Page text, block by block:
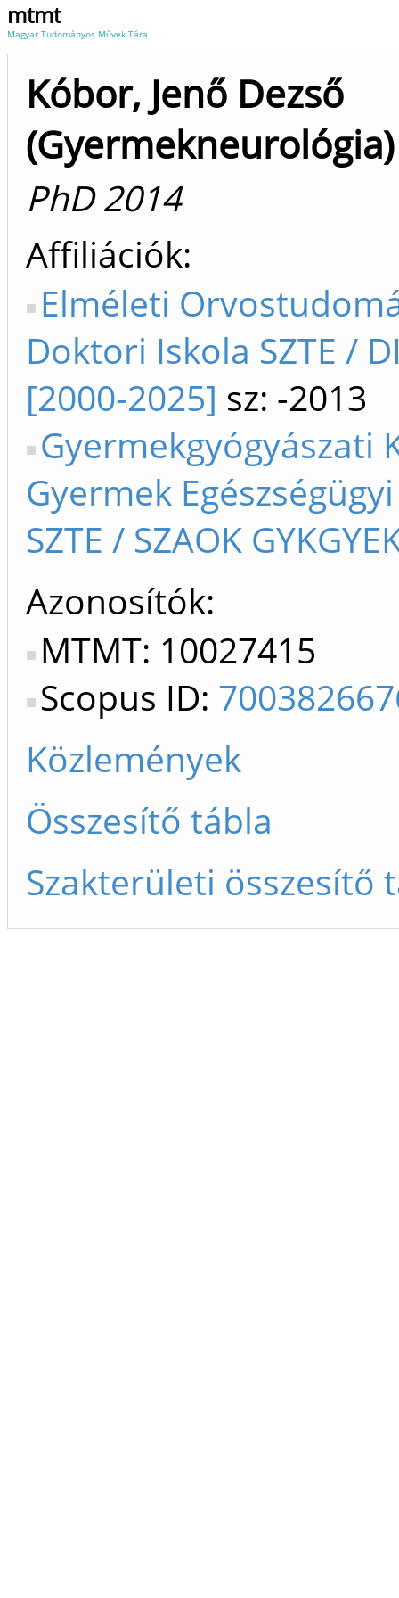
mtmt
Magyar Tudományos Művek Tára
Kóbor, Jenő Dezső
(Gyermekneurológia)
PhD 2014
Affiliációk
Elméleti
Doktori Iskola SZTE /
[2000-2025] sz: -2013
Gyermekgyógyászati
Gyermek
SZTE / SZAOK
Azonosítók
MTMT: 10027415
Scopus ID:
Közlemények
Összesítő tábla
Szakterületi összesítő